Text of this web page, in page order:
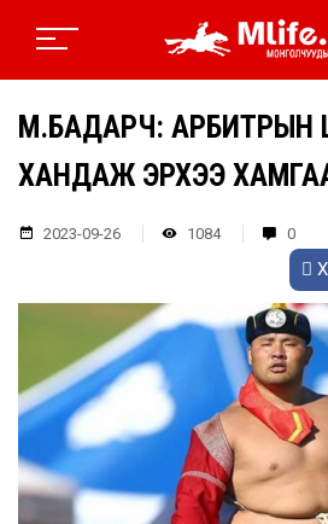
М.БАДАРЧ: АРБИТРЫН
ХАНДАЖ ЭРХЭЭ
2023-09-26 1084 0